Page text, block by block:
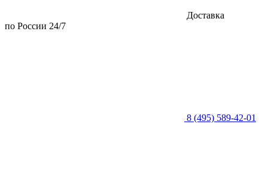
Доставка
по России 24/7
8 (495) 589-42-01